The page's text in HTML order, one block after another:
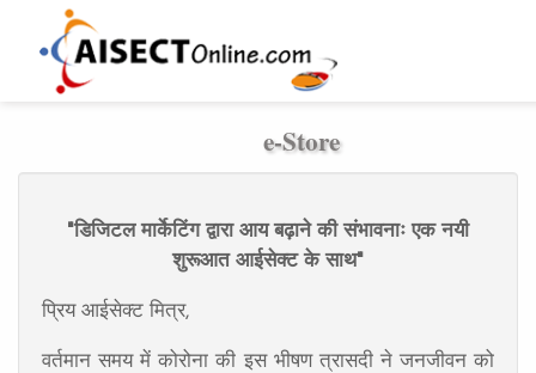
e-Store
"डिजिटल मार्केटिंग द्वारा आय बढ़ाने की संभावनाः एक नयी
शुरूआत आईसेक्ट के साथ"
प्रिय आईसेक्ट मित्र,
वर्तमान समय में कोरोना की इस भीषण त्रासदी ने जनजीवन को